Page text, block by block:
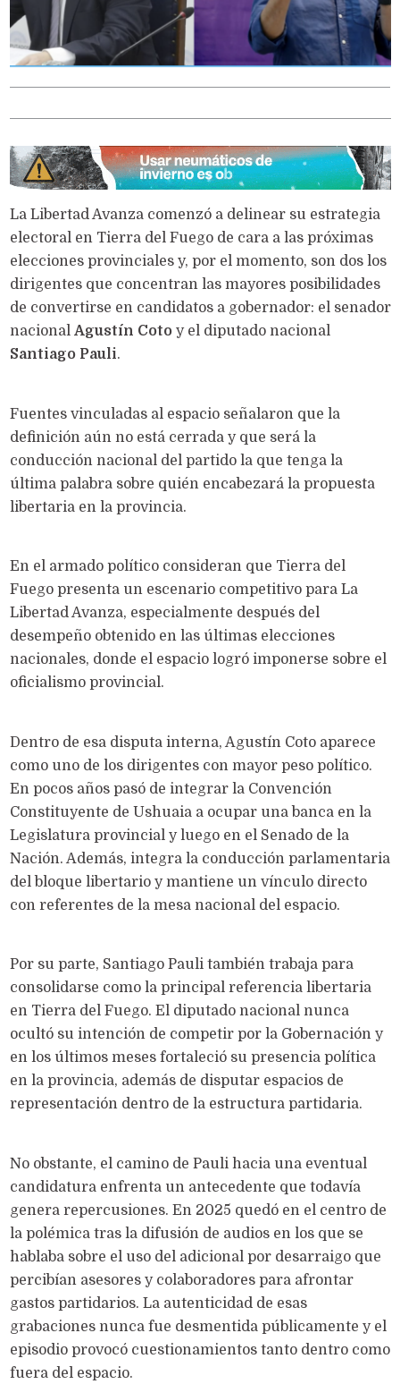
La Libertad Avanza comenzó a delinear su estrategia
electoral en Tierra del Fuego de cara a las próximas
elecciones provinciales y, por el momento, son dos los
dirigentes que concentran las mayores posibilidades
de convertirse en candidatos a gobernador: el senador
nacional Agustín Cotoy el diputado nacional
Santiago Pauli.
Fuentes vinculadas al espacio señalaron que la
definición aún no está cerrada y que será la
conducción nacional del partido la que tenga la
última palabra sobre quién encabezará la propuesta
libertaria en la provincia.
En el armado político consideran que Tierra del
Fuego presenta un escenario competitivo para La
Libertad Avanza, especialmente después del
desempeño obtenido en las últimas elecciones
nacionales, donde el espacio logró imponerse sobre el
oficialismo provincial.
Dentro de esa disputa interna, Agustín Coto aparece
como uno de los dirigentes con mayor peso político.
En pocos años pasó de integrar la Convención
Constituyente de Ushuaia a ocupar una banca en la
Legislatura provincial y luego en el Senado de la
Nación. Además, integra la conducción parlamentaria
del bloque libertario y mantiene un vínculo directo
con referentes de la mesa nacional del espacio.
Por su parte, Santiago Pauli también trabaja para
consolidarse como la principal referencia libertaria
en Tierra del Fuego. El diputado nacional nunca
ocultó su intención de competir por la Gobernación y
en los últimos meses fortaleció su presencia política
en la provincia, además de disputar espacios de
representación dentro de la estructura partidaria.
No obstante, el camino de Pauli hacia una eventual
candidatura enfrenta un antecedente que todavía
genera repercusiones. En 2025 quedó en el centro de
la polémica tras la difusión de audios en los que se
hablaba sobre el uso del adicional por desarraigo que
percibían asesores y colaboradores para afrontar
gastos partidarios. La autenticidad de esas
grabaciones nunca fue desmentida públicamente y el
episodio provocó cuestionamientos tanto dentro como
fuera del espacio.